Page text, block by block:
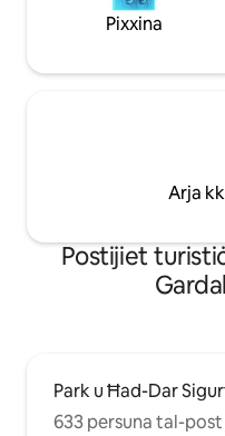
Pixxina
Arja
Роѕtіјіеt
Park u Ħad-Dar
633 persuna tal-